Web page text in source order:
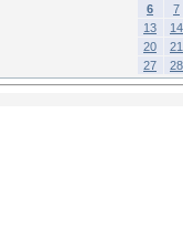
6
7
13
14
20
21
27
28